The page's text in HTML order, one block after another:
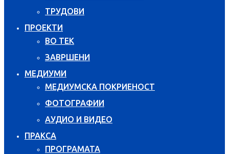
ТРУДОВИ
ПРОЕКТИ
ВО ТЕК
ЗАВРШЕНИ
МЕДИУМИ
МЕДИУМСКА ПОКРИЕНОСТ
ФОТОГРАФИИ
АУДИО И ВИДЕО
ПРАКСА
ПРОГРАМАТА